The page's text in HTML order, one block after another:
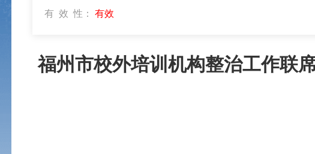
有 效 性： 有效
福州市校外培训机构整治工作联